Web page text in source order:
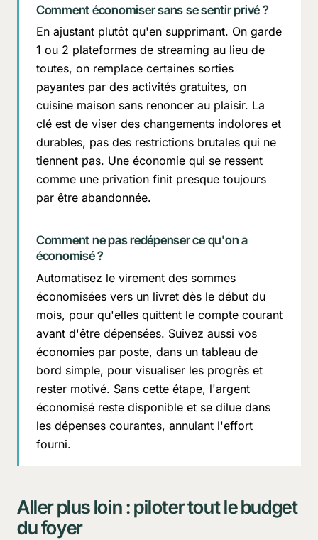
Comment économiser sans se sentir privé ?
En ajustant plutôt qu'en supprimant. On garde
1 ou 2 plateformes de streaming au lieu de
toutes, on remplace certaines sorties
payantes par des activités gratuites, on
cuisine maison sans renoncer au plaisir. La
clé est de viser des changements indolores et
durables, pas des restrictions brutales qui ne
tiennent pas. Une économie qui se ressent
comme une privation finit presque toujours
par être abandonnée.
Comment ne pas redépenser ce qu'on a
économisé ?
Automatisez le virement des sommes
économisées vers un livret dès le début du
mois, pour qu'elles quittent le compte courant
avant d'être dépensées. Suivez aussi vos
économies par poste, dans un tableau de
bord simple, pour visualiser les progrès et
rester motivé. Sans cette étape, l'argent
économisé reste disponible et se dilue dans
les dépenses courantes, annulant l'effort
fourni.
Aller plus loin : piloter tout le budget
du foyer